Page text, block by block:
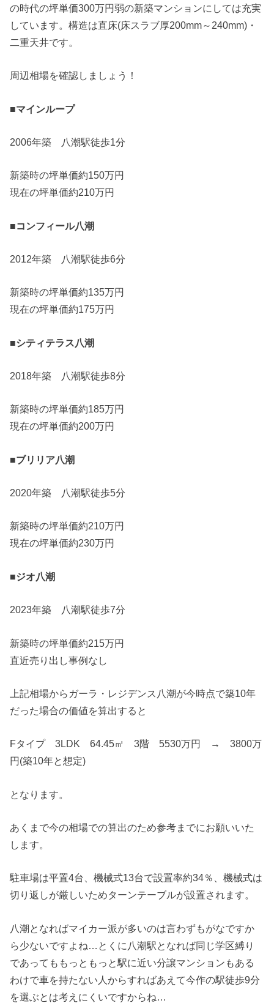
の時代の坪単価300万円弱の新築マンションにしては充実
しています。構造は直床(床スラブ厚200mm～240mm)・
二重天井です。
周辺相場を確認しましょう！
■マインループ
2006年築 八潮駅徒歩1分
新築時の坪単価約150万円
現在の坪単価約210万円
■コンフィール八潮
2012年築 八潮駅徒歩6分
新築時の坪単価約135万円
現在の坪単価約175万円
■シティテラス八潮
2018年築 八潮駅徒歩8分
新築時の坪単価約185万円
現在の坪単価約200万円
■ブリリア八潮
2020年築 八潮駅徒歩5分
新築時の坪単価約210万円
現在の坪単価約230万円
■ジオ八潮
2023年築 八潮駅徒歩7分
新築時の坪単価約215万円
直近売り出し事例なし
上記相場からガーラ・レジデンス八潮が今時点で築10年
だった場合の価値を算出すると
Fタイプ 3LDK 64.45㎡ 3階 5530万円 → 3800万
円(築10年と想定)
となります。
あくまで今の相場での算出のため参考までにお願いいた
します。
駐車場は平置4台、機械式13台で設置率約34％、機械式は
切り返しが厳しいためターンテーブルが設置されます。
八潮となればマイカー派が多いのは言わずもがなですか
ら少ないですよね…とくに八潮駅となれば同じ学区縛り
であってももっともっと駅に近い分譲マンションもある
わけで車を持たない人からすればあえて今作の駅徒歩9分
を選ぶとは考えにくいですからね…